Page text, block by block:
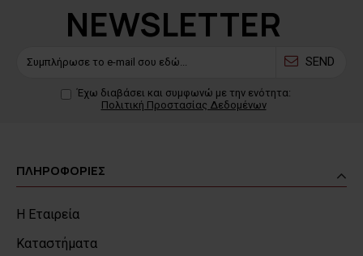
NEWSLETTER
SEND
Έχω διαβάσει και συμφωνώ με την ενότητα:
Πολιτική Προστασίας Δεδομένων
ΠΛΗΡΟΦΟΡΙΕΣ
Η Εταιρεία
Καταστήματα